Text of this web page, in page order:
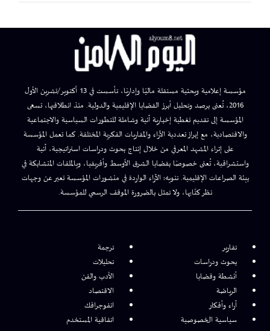
مؤسسة إعلامية وبحثية مستقلة ماليًا وإداريًا، تأسست في 13 أكتوبر/تشرين الأول
2016، تُعنى برصد وتحليل أبرز القضايا الإقليمية والدولية. منذ انطلاقتها، تسعى
المؤسسة إلى تقديم تغطية إخبارية آنية وشاملة للتطورات السياسية والاجتماعية
والاقتصادية، مع إبراز تعددية الآراء والمقاربات الفكرية المختلفة. كما تعمل المؤسسة
على إثراء المشهد المعرفي من خلال إنتاج بحوث ودراسات استراتيجية، آنية
واستشرافية، تُعنى خصوصًا بقضايا الشرق الأوسط وأفريقيا، وبالملفات المتشابكة في
بيئة الصراعات الإقليمية. تنويه: الآراء الواردة في منشورات المؤسسة تعبر عن وجهات
نظر كتّابها، ولا تمثل بالضرورة الموقف الرسمي للمؤسسة.
تقارير
ترجمة
بحوث ودراسات
تحليلات
أنشطة وقضايا
الأدب والفن
الرياضة
الاقتصاد
آراء وأفكار
انفوجرافك
سياسية الخصوصية
اتفاقية المستخدم